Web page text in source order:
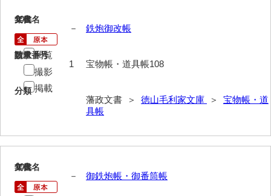
畠堀田成石割帳
御制法
服忌令
108
文書名
鉄炮御改帳
請求番号
宝物帳・道具帳108
分類
藩政文書 ＞ 徳山毛利家文庫 ＞ 宝物帳・道
具帳
年代
－
数量
1
閲覧
撮影
掲載
109
文書名
御鉄炮帳・御番筒帳
年代
－